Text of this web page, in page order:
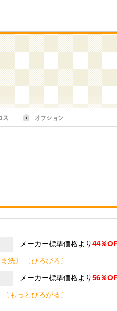
メーカー標準価格より44％
洗〕 〔ひろびろ〕
メーカー標準価格より56％
もっとひろがる〕